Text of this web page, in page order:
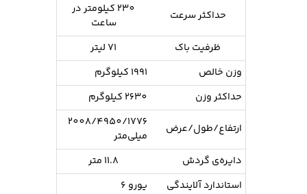
حداکثر سرعت
230 کیلومتر در
ساعت
ظرفیت باک
71 لیتر
وزن خالص
1991 کیلوگرم
حداکثر وزن
2630 کیلوگرم
ارتفاع/طول/عرض
2008/4950/1776
میلی‌متر
دایره‌ی گردش
11.8 متر
استاندارد آلایندگی
یورو ۶